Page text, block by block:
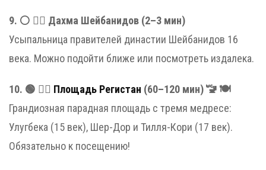
9. ⚪️ 🚶‍♂️ Дахма Шейбанидов (2–3 мин)
Усыпальница правителей династии Шейбанидов 16
века. Можно подойти ближе или посмотреть издалека.
10. 🟢 🚶‍♂️ Площадь Регистан (60–120 мин) 🚾 🍽
Грандиозная парадная площадь с тремя медресе:
Улугбека (15 век), Шер-Дор и Тилля-Кори (17 век).
Обязательно к посещению!